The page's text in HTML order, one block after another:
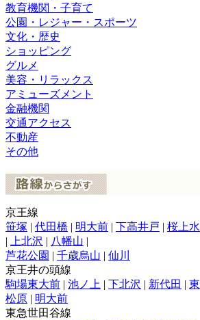
教育機関・子育て
公園・レジャー・スポーツ
文化・歴史
ショッピング
グルメ
美容・リラックス
アミューズメント
金融機関
交通アクセス
不動産
その他
京王線
笹塚 | 代田橋 | 明大前 | 下高井戸 | 桜上水
|
上北沢 | 八幡山 |
芦花公園 | 千歳烏山 | 仙川
京王井の頭線
駒場東大前 | 池ノ上 | 下北沢 | 新代田 | 東
松原 | 明大前
東急世田谷線